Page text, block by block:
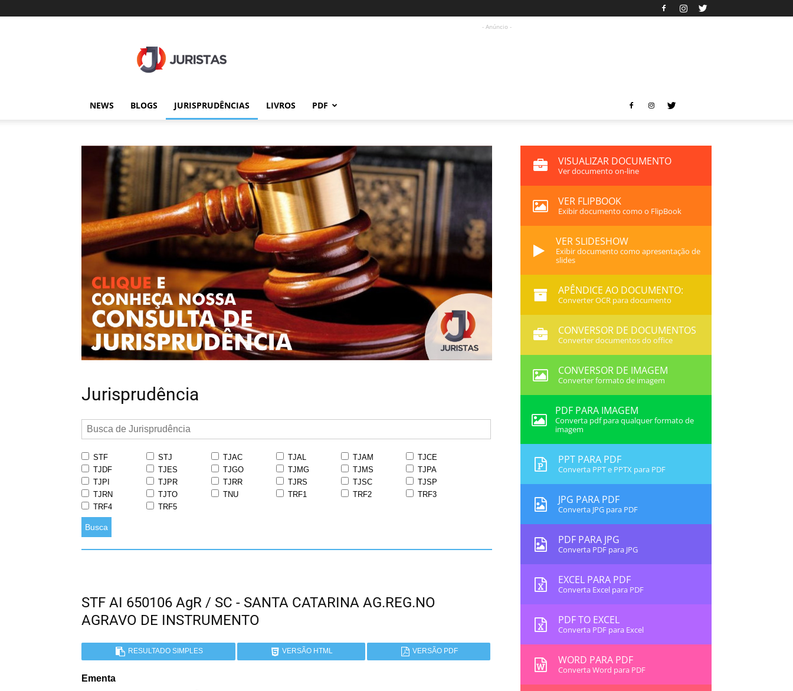
- Anúncio -
NEWS BLOGS JURISPRUDÊNCIAS LIVROS PDF
Jurisprudência
STF STJ TJAC TJAL TJAM
TJCE
TJDF
TJES TJGO TJMG TJMS
TJPA
TJPI
TJPR TJRR TJRS TJSC
TJSP
TJRN
TJTO TNU TRF1 TRF2
TRF3
TRF4
TRF5
Busca
STF AI 650106 AgR / SC - SANTA CATARINA AG.REG.NO
AGRAVO DE INSTRUMENTO
RESULTADO SIMPLES VERSÃO HTML VERSÃO PDF
Ementa
VISUALIZAR DOCUMENTO
Ver documento on-line
VER FLIPBOOK
Exibir documento como o FlipBook
VER SLIDESHOW
Exibir documento como apresentação de
slides
APÊNDICE AO DOCUMENTO:
Converter OCR para documento
CONVERSOR DE DOCUMENTOS
Converter documentos do office
CONVERSOR DE IMAGEM
Converter formato de imagem
PDF PARA IMAGEM
Converta pdf para qualquer formato de
imagem
PPT PARA PDF
Converta PPT e PPTX para PDF
JPG PARA PDF
Converta JPG para PDF
PDF PARA JPG
Converta PDF para JPG
EXCEL PARA PDF
Converta Excel para PDF
PDF TO EXCEL
Converta PDF para Excel
WORD PARA PDF
Converta Word para PDF